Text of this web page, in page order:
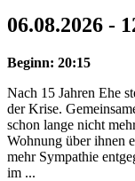
06.08.2026 -
Beginn: 20:15
Nach 15 Jahren Ehe
der Krise.
schon lange nicht
Wohnung über ihnen
mehr Sympathie
im ...